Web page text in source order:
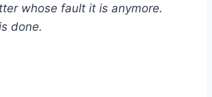
whose fault it is anymore.
done.